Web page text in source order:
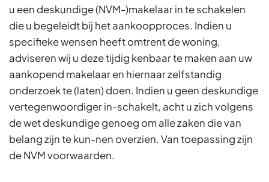
u een deskundige (NVM-)makelaar in te schakelen
die u begeleidt bij het aankoopproces. Indien u
specifieke wensen heeft omtrent de woning,
adviseren wij u deze tijdig kenbaar te maken aan uw
aankopend makelaar en hiernaar zelfstandig
onderzoek te (laten) doen. Indien u geen deskundige
vertegenwoordiger in-schakelt, acht u zich volgens
de wet deskundige genoeg om alle zaken die van
belang zijn te kun-nen overzien. Van toepassing zijn
de NVM voorwaarden.